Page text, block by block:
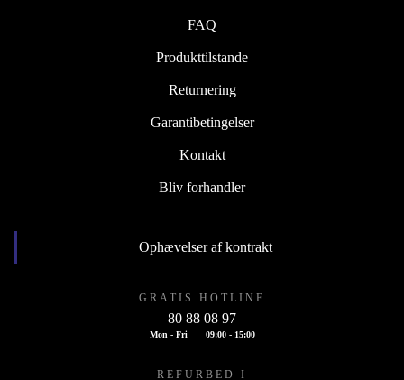
FAQ
Produkttilstande
Returnering
Garantibetingelser
Kontakt
Bliv forhandler
Ophævelser af kontrakt
GRATIS HOTLINE
80 88 08 97
Mon - Fri 09:00 - 15:00
REFURBED I